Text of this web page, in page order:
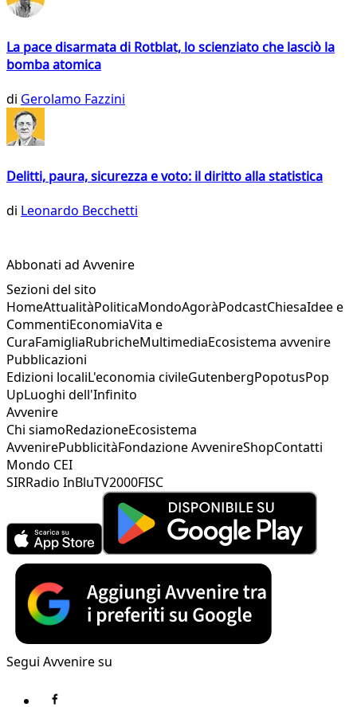
La pace disarmata di Rotblat, lo scienziato che lasciò la
bomba atomica
di Gerolamo Fazzini
Delitti, paura, sicurezza e voto: il diritto alla statistica
di Leonardo Becchetti
Abbonati ad Avvenire
Sezioni del sito
HomeAttualitàPoliticaMondoAgoràPodcastChiesaIdee e
CommentiEconomiaVita e
CuraFamigliaRubricheMultimediaEcosistema avvenire
Pubblicazioni
Edizioni localiL'economia civileGutenbergPopotusPop
UpLuoghi dell'Infinito
Avvenire
Chi siamoRedazioneEcosistema
AvvenirePubblicitàFondazione AvvenireShopContatti
Mondo CEI
SIRRadio InBluTV2000FISC
Segui Avvenire su